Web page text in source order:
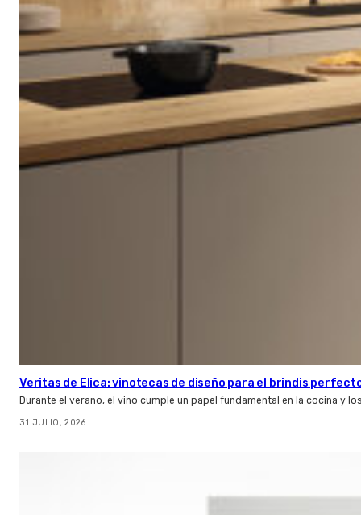
Veritas de Elica: vinotecas de diseño para el brindis
Durante el verano, el vino cumple un papel fundamental en la cocina y
31 JULIO, 2026